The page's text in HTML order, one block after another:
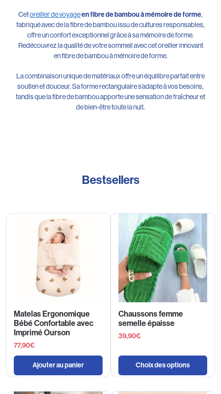
Cetoreiller de voyageen fibre de bambou à mémoire de forme,
fabriqué avec de la fibre de bambou issu de cultures responsables,
offre un confort exceptionnel grâce à sa mémoire de forme.
Redécouvrez la qualité de votre sommeil avec cet oreiller innovant
en fibre de bambou à mémoire de forme.
La combinaison unique de matériaux offre un équilibre parfait entre
soutien et douceur. Sa forme rectangulaire s’adapte à vos besoins,
tandis que la fibre de bambou apporte une sensation de fraîcheur et
de bien-être toute la nuit.
Bestsellers
Matelas Ergonomique
Bébé Confortable avec
Imprimé Ourson
77,90€
Ajouter au panier
Chaussons femme
semelle épaisse
39,90€
Choix des options